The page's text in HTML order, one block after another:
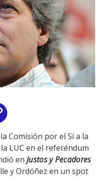
Link
Comisión por el Sí a la
LUC en el referéndum
en Justos y Pecadores
y Ordóñez en un spot